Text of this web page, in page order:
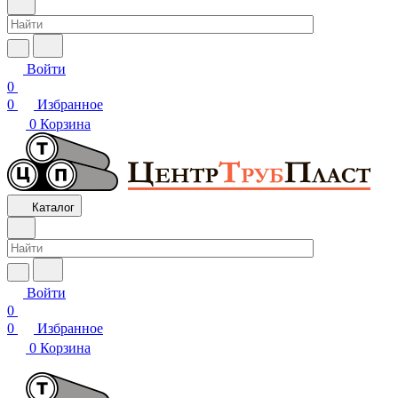
Войти
0
0
Избранное
0 Корзина
Каталог
Войти
0
0
Избранное
0 Корзина